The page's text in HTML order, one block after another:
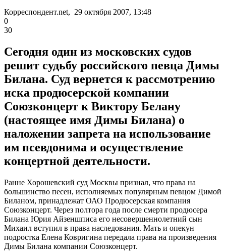
Корреспондент.net, 29 октября 2007, 13:48
0
30
Сегодня один из московских судов
решит судьбу российского певца Димы
Билана. Суд вернется к рассмотрению
иска продюсерской компании
Союзконцерт к Виктору Белану
(настоящее имя Димы Билана) о
наложении запрета на использование
им псевдонима и осуществление
концертной деятельности.
Ранне Хорошевский суд Москвы признал, что права на
большинство песен, исполняемых популярным певцом Димой
Биланом, принадлежат ОАО Продюсерская компания
Союзконцерт. Через полтора года после смерти продюсера
Билана Юрия Айзеншписа его несовершеннолетний сын
Михаил вступил в права наследования. Мать и опекун
подростка Елена Ковригина передала права на произведения
Димы Билана компании Союзконцерт.